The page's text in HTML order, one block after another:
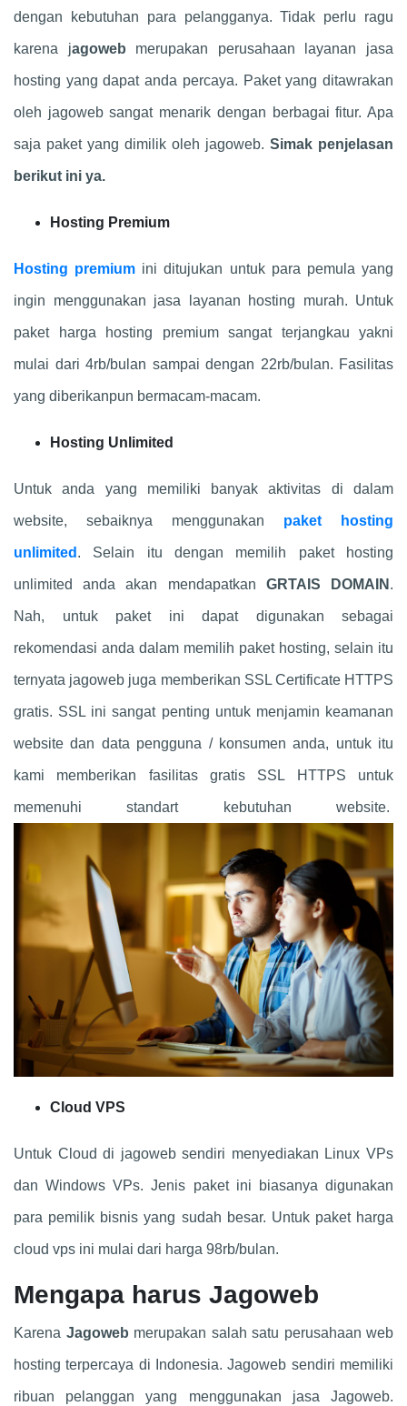
dengan kebutuhan para pelangganya. Tidak perlu ragu
karena jagoweb merupakan perusahaan layanan jasa
hosting yang dapat anda percaya. Paket yang ditawrakan
oleh jagoweb sangat menarik dengan berbagai fitur. Apa
saja paket yang dimilik oleh jagoweb. Simak penjelasan
berikut ini ya.
Hosting Premium
Hosting premium ini ditujukan untuk para pemula yang
ingin menggunakan jasa layanan hosting murah. Untuk
paket harga hosting premium sangat terjangkau yakni
mulai dari 4rb/bulan sampai dengan 22rb/bulan. Fasilitas
yang diberikanpun bermacam-macam.
Hosting Unlimited
Untuk anda yang memiliki banyak aktivitas di dalam
website, sebaiknya menggunakan paket hosting
unlimited . Selain itu dengan memilih paket hosting
unlimited anda akan mendapatkan GRTAIS DOMAIN .
Nah, untuk paket ini dapat digunakan sebagai
rekomendasi anda dalam memilih paket hosting, selain itu
ternyata jagoweb juga memberikan SSL Certificate HTTPS
gratis. SSL ini sangat penting untuk menjamin keamanan
website dan data pengguna / konsumen anda, untuk itu
kami memberikan fasilitas gratis SSL HTTPS untuk
memenuhi standart kebutuhan website.
Cloud VPS
Untuk Cloud di jagoweb sendiri menyediakan Linux VPs
dan Windows VPs. Jenis paket ini biasanya digunakan
para pemilik bisnis yang sudah besar. Untuk paket harga
cloud vps ini mulai dari harga 98rb/bulan.
Mengapa harus Jagoweb
Karena Jagoweb merupakan salah satu perusahaan web
hosting terpercaya di Indonesia. Jagoweb sendiri memiliki
ribuan pelanggan yang menggunakan jasa Jagoweb.